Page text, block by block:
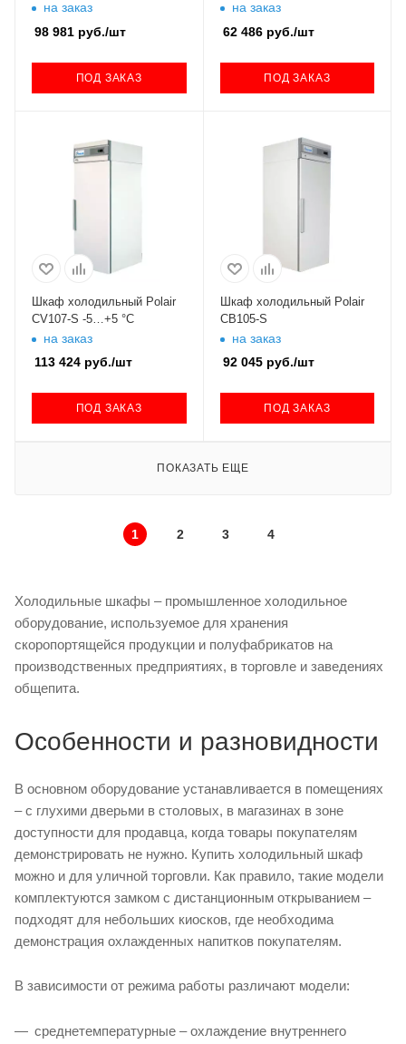
на заказ
98 981 руб./шт
ПОД ЗАКАЗ
на заказ
62 486руб./шт
ПОД ЗАКАЗ
Шкаф холодильный Polair
CV107-S -5…+5 °C
на заказ
113 424 руб./шт
ПОД ЗАКАЗ
Шкаф холодильный Polair
CB105-S
на заказ
92 045руб./шт
ПОД ЗАКАЗ
ПОКАЗАТЬ ЕЩЕ
1 2 3 4
Холодильные шкафы – промышленное холодильное
оборудование, используемое для хранения
скоропортящейся продукции и полуфабрикатов на
производственных предприятиях, в торговле и заведениях
общепита.
Особенности и разновидности
В основном оборудование устанавливается в помещениях
– с глухими дверьми в столовых, в магазинах в зоне
доступности для продавца, когда товары покупателям
демонстрировать не нужно. Купить холодильный шкаф
можно и для уличной торговли. Как правило, такие модели
комплектуются замком с дистанционным открыванием –
подходят для небольших киосков, где необходима
демонстрация охлажденных напитков покупателям.
В зависимости от режима работы различают модели:
среднетемпературные – охлаждение внутреннего